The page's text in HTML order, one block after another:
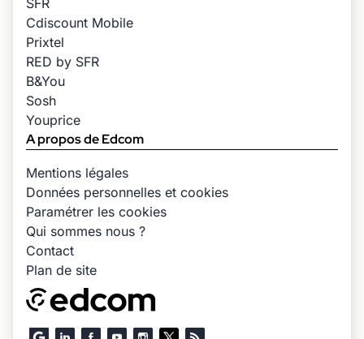
Cdiscount Mobile
Prixtel
RED by SFR
B&You
Sosh
Youprice
A propos de Edcom
Mentions légales
Données personnelles et cookies
Paramétrer les cookies
Qui sommes nous ?
Contact
Plan de site